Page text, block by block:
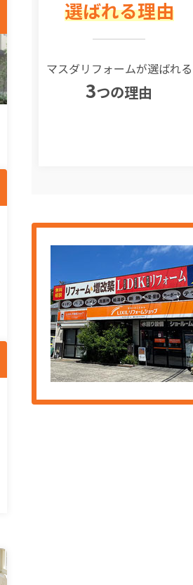
選ばれる理由
マスダリフォームが選ばれる
3つの理由